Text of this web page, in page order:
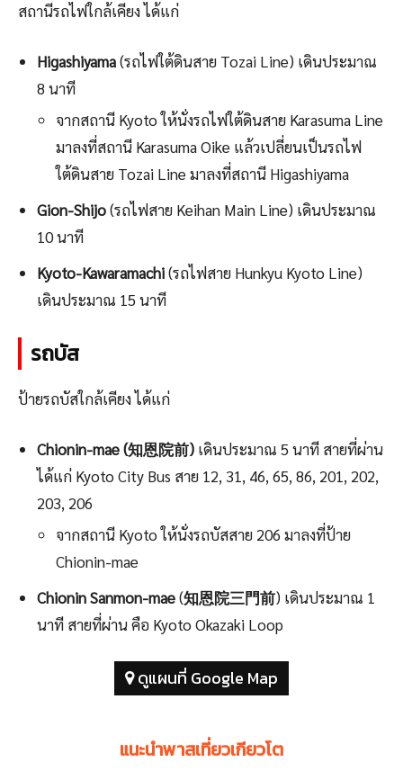
สถานีรถไฟใกล้เคียง ได้แก่
Higashiyama(รถไฟใต้ดินสาย Tozai Line) เดินประมาณ
8 นาที
จากสถานี Kyoto ให้นั่งรถไฟใต้ดินสาย Karasuma Line
มาลงที่สถานี Karasuma Oike แล้วเปลี่ยนเป็นรถไฟ
ใต้ดินสาย Tozai Line มาลงที่สถานี Higashiyama
Gion-Shijo(รถไฟสาย Keihan Main Line) เดินประมาณ
10 นาที
Kyoto-Kawaramachi(รถไฟสาย Hunkyu Kyoto Line)
เดินประมาณ 15 นาที
รถบัส
ป้ายรถบัสใกล้เคียง ได้แก่
Chionin-mae (知恩院前) เดินประมาณ 5 นาที สายที่ผ่าน
ได้แก่ Kyoto City Bus สาย 12, 31, 46, 65, 86, 201, 202,
203, 206
จากสถานี Kyoto ให้นั่งรถบัสสาย 206 มาลงที่ป้าย
Chionin-mae
Chionin Sanmon-mae(知恩院三門前) เดินประมาณ 1
นาที สายที่ผ่าน คือ Kyoto Okazaki Loop
ดูแผนที่ Google Map
แนะนำพาสเที่ยวเกียวโต